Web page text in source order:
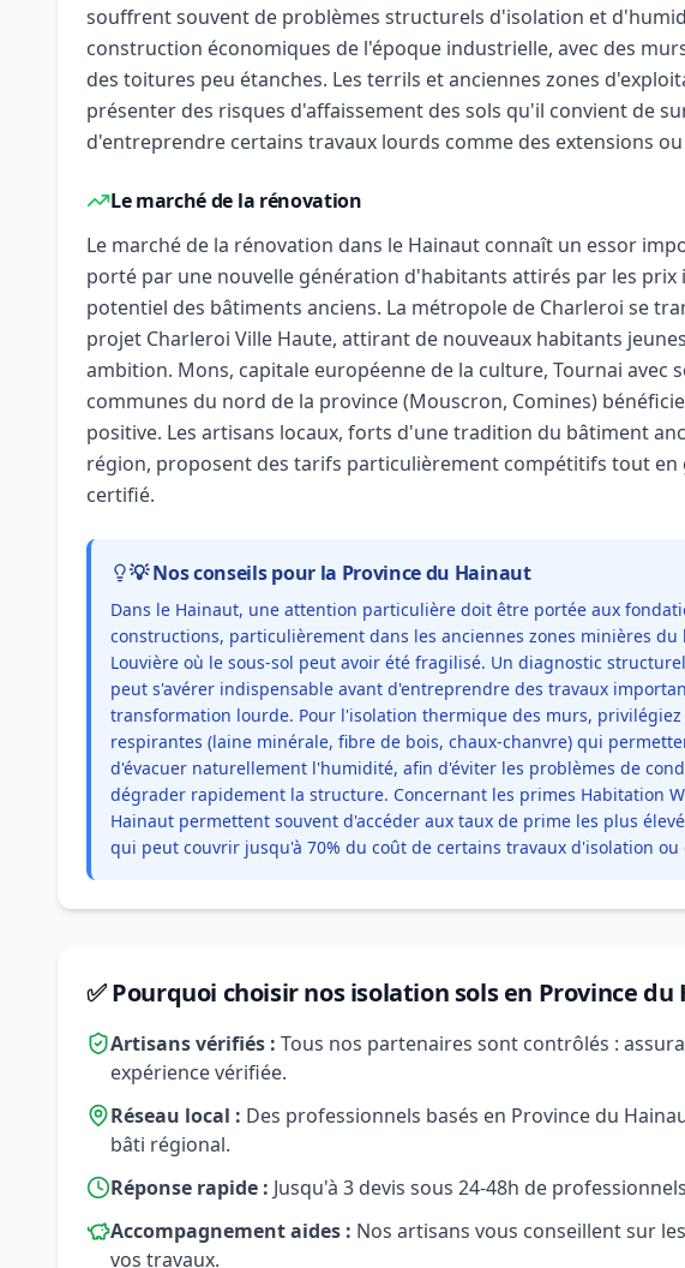
souffrent souvent de problèmes structurels d'isolation et
construction économiques de l'époque industrielle, avec des
des toitures peu étanches. Les terrils et anciennes zones
présenter des risques d'affaissement des sols qu'il convient de
d'entreprendre certains travaux lourds comme des extensions
Le marché de la rénovation
Le marché de la rénovation dans le Hainaut connaît un essor
porté par une nouvelle génération d'habitants attirés par les prix
potentiel des bâtiments anciens. La métropole de Charleroi se
projet Charleroi Ville Haute, attirant de nouveaux habitants
ambition. Mons, capitale européenne de la culture, Tournai avec
communes du nord de la province (Mouscron, Comines)
positive. Les artisans locaux, forts d'une tradition du bâtiment
région, proposent des tarifs particulièrement compétitifs tout
certifié.
💡 Nos conseils pour la Province du Hainaut
Dans le Hainaut, une attention particulière doit être portée aux
constructions, particulièrement dans les anciennes zones minières du
Louvière où le sous-sol peut avoir été fragilisé. Un diagnostic
peut s'avérer indispensable avant d'entreprendre des travaux
transformation lourde. Pour l'isolation thermique des murs,
respirantes (laine minérale, fibre de bois, chaux-chanvre) qui
d'évacuer naturellement l'humidité, afin d'éviter les problèmes de
dégrader rapidement la structure. Concernant les primes Habitation
Hainaut permettent souvent d'accéder aux taux de prime les plus
qui peut couvrir jusqu'à 70% du coût de certains travaux d'isolation
✅ Pourquoi choisir nos isolation sols en Province du
Artisans vérifiés : Tous nos partenaires sont contrôlés :
expérience vérifiée.
Réseau local : Des professionnels basés en Province du
bâti régional.
Réponse rapide : Jusqu'à 3 devis sous 24-48h de
Accompagnement aides : Nos artisans vous conseillent sur
vos travaux.